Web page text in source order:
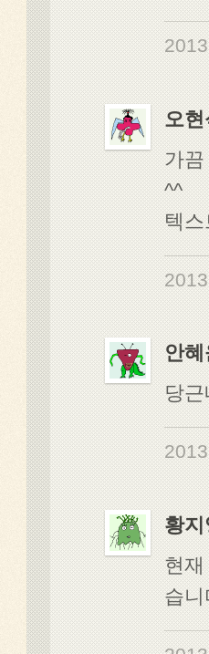
오현
가
^^
텍
안
당
황지
현
습니